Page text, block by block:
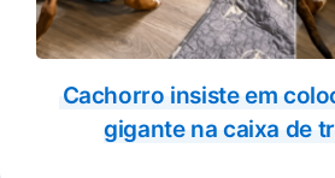
Cachorro insiste em
gigante na caixa de